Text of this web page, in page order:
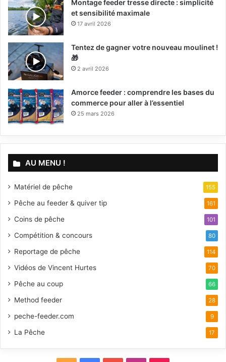
Montage feeder tresse directe : simplicité
et sensibilité maximale
17 avril 2026
Tentez de gagner votre nouveau moulinet !
🎁
2 avril 2026
Amorce feeder : comprendre les bases du
commerce pour aller à l’essentiel
25 mars 2026
AU MENU !
Matériel de pêche 155
Pêche au feeder & quiver tip 161
Coins de pêche 101
Compétition & concours 80
Reportage de pêche 114
Vidéos de Vincent Hurtes 70
Pêche au coup 66
Method feeder 28
peche-feeder.com 9
La Pêche 17